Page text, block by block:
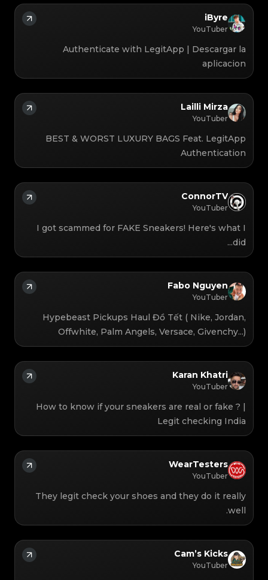
iByre
YouTuber
Authenticate with LegitApp | Descargar la
aplicacion
Lailli Mirza
YouTuber
BEST & WORST LUXURY BAGS Feat. LegitApp
Authentication
ConnorTV
YouTuber
I got scammed for FAKE Sneakers! Here's what I
did...
Fabo Nguyen
YouTuber
Hypebeast Pickups Haul Đồ Tết ( Nike, Jordan,
Offwhite, Palm Angels, Versace, Givenchy...)
Karan Khatri
YouTuber
How to know if your sneakers are real or fake ? |
Legit checking India
WearTesters
YouTuber
They legit check your shoes and they do it really
well.
Cam’s Kicks
YouTuber